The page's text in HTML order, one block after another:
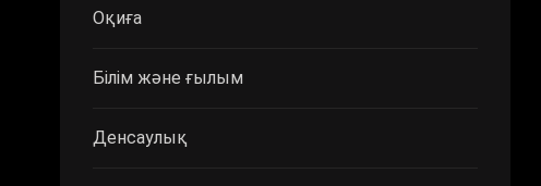
Оқиға
Білім және ғылым
Денсаулық